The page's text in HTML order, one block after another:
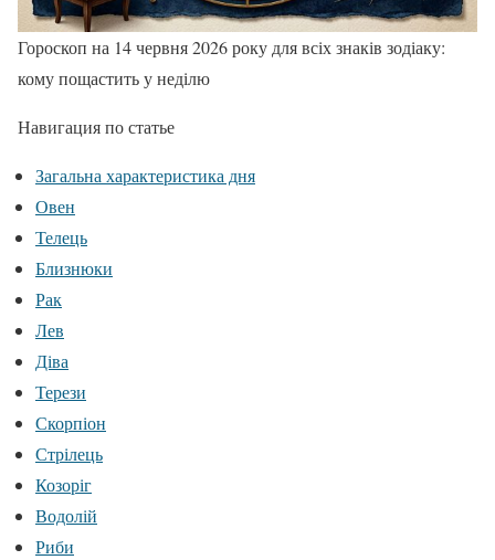
Гороскоп на 14 червня 2026 року для всіх знаків зодіаку:
кому пощастить у неділю
Навигация по статье
Загальна характеристика дня
Овен
Телець
Близнюки
Рак
Лев
Діва
Терези
Скорпіон
Стрілець
Козоріг
Водолій
Риби